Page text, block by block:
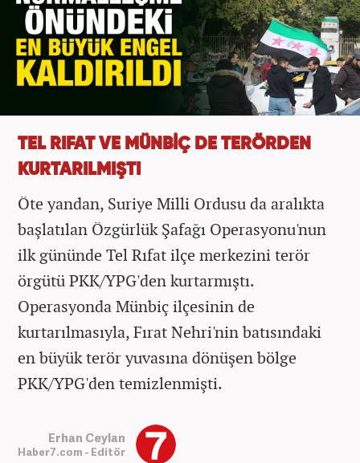
TEL RIFAT VE MÜNBİÇ DE TERÖRDEN
KURTARILMIŞTI
Öte yandan, Suriye Milli Ordusu da aralıkta
başlatılan Özgürlük Şafağı Operasyonu'nun
ilk gününde Tel Rıfat ilçe merkezini terör
örgütü PKK/YPG'den kurtarmıştı.
Operasyonda Münbiç ilçesinin de
kurtarılmasıyla, Fırat Nehri'nin batısındaki
en büyük terör yuvasına dönüşen bölge
PKK/YPG'den temizlenmişti.
Erhan Ceylan
Haber7.com - Editör